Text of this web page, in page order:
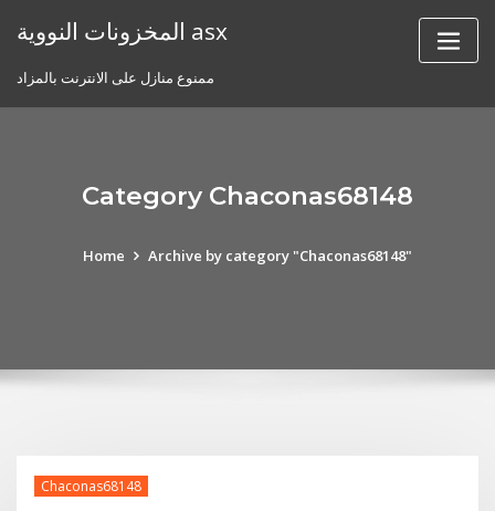
المخزونات النووية asx
ممنوع منازل على الانترنت بالمزاد
Category Chaconas68148
Home Archive by category "Chaconas68148"
Chaconas68148